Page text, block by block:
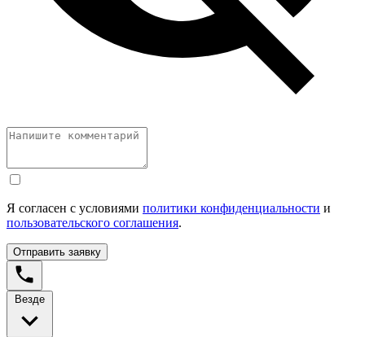
Я согласен с условиями политики конфиденциальности и
пользовательского соглашения.
Отправить заявку
Везде